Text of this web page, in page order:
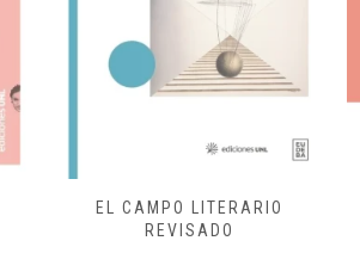
EL CAMPO LITERARIO
REVISADO